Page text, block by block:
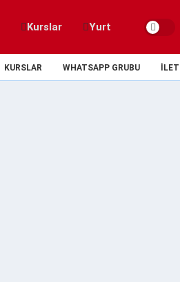
Kurslar Yurt
KURSLAR WHATSAPP GRUBU